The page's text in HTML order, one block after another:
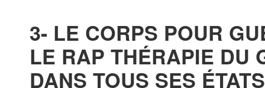
3- LE CORPS POUR
LE RAP THÉRAPIE DU
DANS TOUS SES